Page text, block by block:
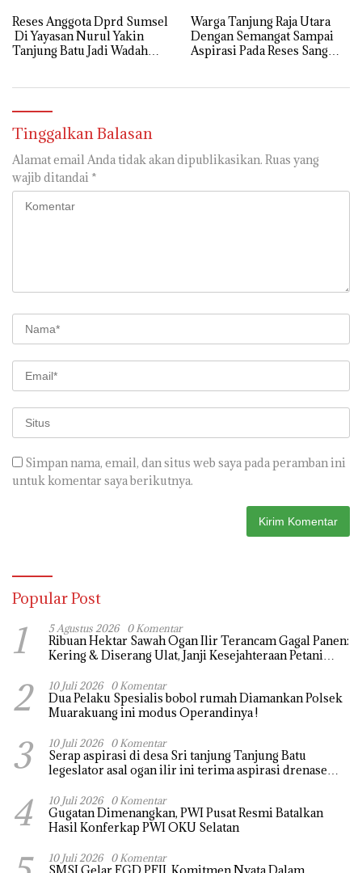
banjir jika musim hujan
Reses Anggota Dprd Sumsel
Di Yayasan Nurul Yakin
Tanjung Batu Jadi Wadah
Warga Tanjung Raja Utara
Dengan Semangat Sampai
Aspirasi Pada Reses Sang
Tinggalkan Balasan
Alamat email Anda tidak akan dipublikasikan. Ruas yang
wajib ditandai *
Simpan nama, email, dan situs web saya pada peramban ini
untuk komentar saya berikutnya.
Popular Post
1 5 Agustus 2026 0 Komentar
Ribuan Hektar Sawah Ogan Ilir Terancam Gagal Panen:
Kering & Diserang Ulat, Janji Kesejahteraan Petani
2 10 Juli 2026 0 Komentar
Dua Pelaku Spesialis bobol rumah Diamankan Polsek
Muarakuang ini modus Operandinya !
3 10 Juli 2026 0 Komentar
Serap aspirasi di desa Sri tanjung Tanjung Batu
legeslator asal ogan ilir ini terima aspirasi drenase
hujan
4 10 Juli 2026 0 Komentar
Gugatan Dimenangkan, PWI Pusat Resmi Batalkan
Hasil Konferkap PWI OKU Selatan
10 Juli 2026 0 Komentar
SMSI Gelar FGD PFII, Komitmen Nyata Dalam